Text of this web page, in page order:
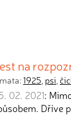
na
1925, psi,
02. 2021:
Dříve